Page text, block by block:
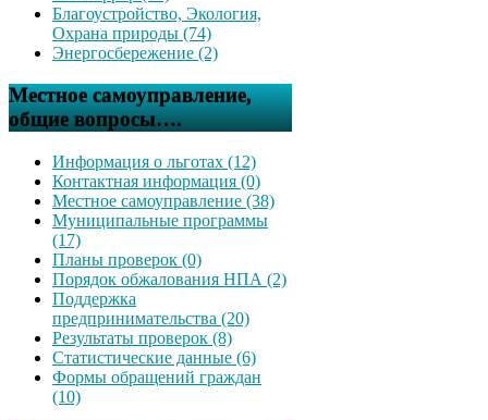
Благоустройство, Экология,
Охрана природы (74)
Энергосбережение (2)
Местное самоуправление,
общие вопросы….
Информация о льготах (12)
Контактная информация (0)
Местное самоуправление (38)
Муниципальные программы
(17)
Планы проверок (0)
Порядок обжалования НПА (2)
Поддержка
предпринимательства (20)
Результаты проверок (8)
Статистические данные (6)
Формы обращений граждан
(10)